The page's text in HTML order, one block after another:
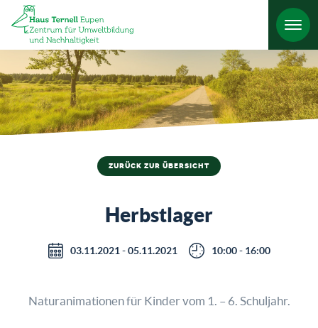
ZURÜCK ZUR ÜBERSICHT
Herbstlager
03.11.2021 - 05.11.2021 10:00 - 16:00
Naturanimationen für Kinder vom 1. – 6. Schuljahr.